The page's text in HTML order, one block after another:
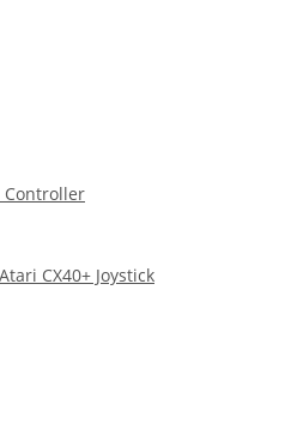
Controller